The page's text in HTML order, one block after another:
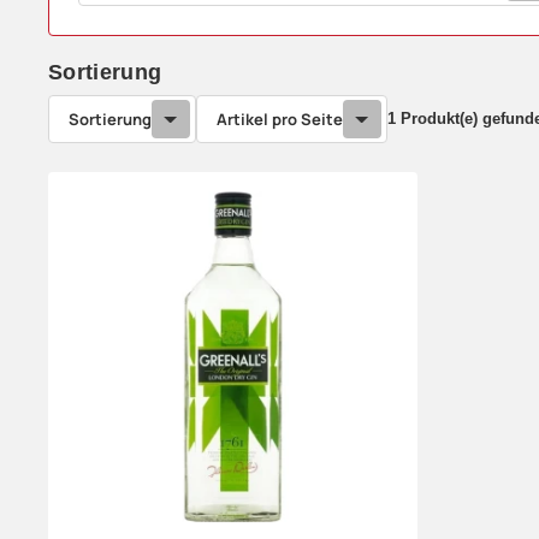
Sortierung
Sortierung Artikel pro Seite 1 Produkt(e)